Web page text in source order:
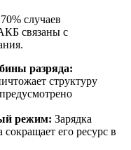
случаев
связаны с
разряда:
структуру
режим: Зарядка
сокращает его ресурс в